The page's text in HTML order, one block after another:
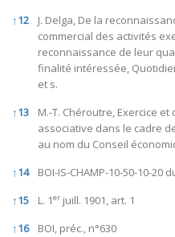
↑12
J. Delga, De la
commercial des activités
reconnaissance de leur
finalité intéressée,
et s.
↑13
M.-T. Chéroutre, Exercice
associative dans le cadre
au nom du Conseil
↑14
BOI-IS-CHAMP-10-50-10-20
↑15 L. 1er juill. 1901, art. 1
↑16
BOI, préc., n°630